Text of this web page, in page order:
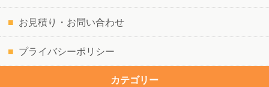
お見積り・お問い合わせ
プライバシーポリシー
カテゴリー